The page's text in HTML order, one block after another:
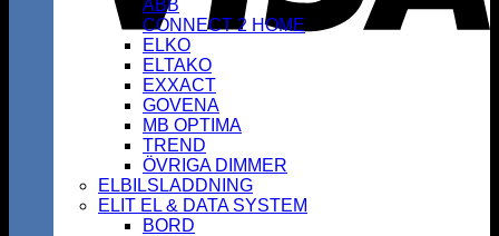
ABB
CONNECT 2 HOME
ELKO
ELTAKO
EXXACT
GOVENA
MB OPTIMA
TREND
ÖVRIGA DIMMER
ELBILSLADDNING
ELIT EL & DATA SYSTEM
BORD